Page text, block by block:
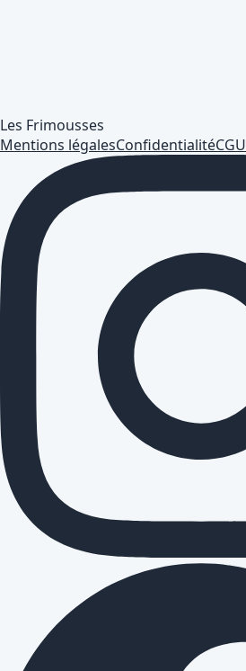
Les Frimousses
Mentions légalesConfidentialitéCGU